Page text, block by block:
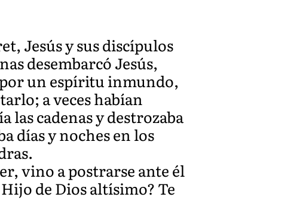
Jesús y sus discípulos
desembarcó Jesús,
un espíritu inmundo,
a veces habían
cadenas y destrozaba
días y noches en los
vino a postrarse ante él
de Dios altísimo? Te